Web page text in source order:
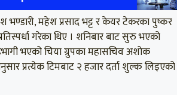
भण्डारी, महेश प्रसाद भट्ट र केयर टेकरका पुष्कर
गरेका थिए । शनिबार बाट सुरु भएको
भएको चिया ग्रुपका महासचिव अशोक
प्रत्येक टिमबाट २ हजार दर्ता शुल्क लिइएको